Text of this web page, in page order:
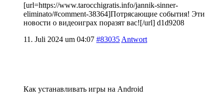
[url=https://www.tarocchigratis.info/jannik-sinner-
eliminato/#comment-38364]Потрясающие события! Эти
новости о видеоиграх поразят вас![/url] d1d9208
11. Juli 2024 um 04:07 #83035 Antwort
Как устанавливать игры на Android